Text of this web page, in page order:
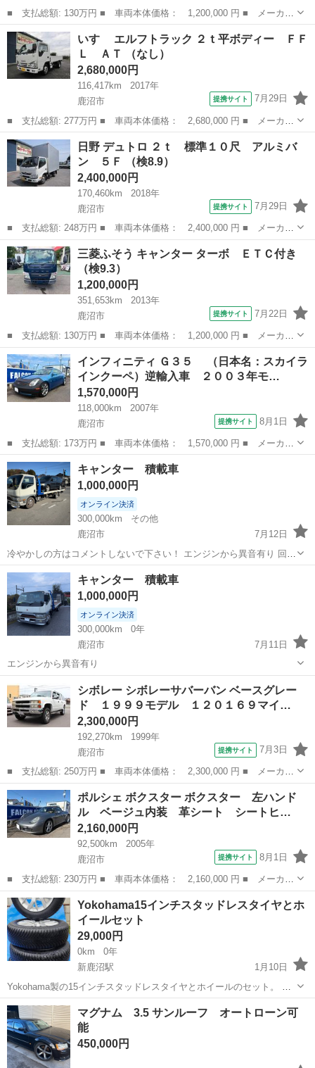
■ 支払総額: 130万円 ■ 車両本体価格： 1,200,000 円 ■ メーカー
名： 三菱ふそう ■ 車種名： キャンター ■ グレード名： ター
ボ ＥＴＣ付き ■ 排気量： 3000cc ■ ドア枚数： 2D ■ ミ...
栃木 鹿沼市 その他
いすゞ エルフトラック ２ｔ平ボディー ＦＦ
Ｌ ＡＴ （なし）
2,680,000円
116,417km
2017年
鹿沼市
提携サイト 7月29日
■ 支払総額: 277万円 ■ 車両本体価格： 2,680,000 円 ■ メーカー
名： いすゞ ■ 車種名： エルフトラック ■ グレード名： ２ｔ
平ボディー ＦＦＬ ＡＴ ■ 排気量： 3000cc ■ ドア枚数： 2...
栃木 鹿沼市 その他
日野 デュトロ ２ｔ 標準１０尺 アルミバ
ン ５Ｆ （検8.9）
2,400,000円
170,460km
2018年
鹿沼市
提携サイト 7月29日
■ 支払総額: 248万円 ■ 車両本体価格： 2,400,000 円 ■ メーカー
名： 日野 ■ 車種名： デュトロ ■ グレード名： ２ｔ 標準１
０尺 アルミバン ５Ｆ ■ 排気量： 4000cc ■ ドア枚数： 2D...
栃木 鹿沼市 その他
三菱ふそう キャンター ターボ ＥＴＣ付き
（検9.3）
1,200,000円
351,653km
2013年
鹿沼市
提携サイト 7月22日
■ 支払総額: 130万円 ■ 車両本体価格： 1,200,000 円 ■ メーカー
名： 三菱ふそう ■ 車種名： キャンター ■ グレード名： ター
ボ ＥＴＣ付き ■ 排気量： 3000cc ■ ドア枚数： 2D ■ ミ...
栃木 鹿沼市
インフィニティ Ｇ３５ （日本名：スカイラ
インクーペ）逆輸入車 ２００３年モ…
1,570,000円
118,000km
2007年
鹿沼市
提携サイト 8月1日
■ 支払総額: 173万円 ■ 車両本体価格： 1,570,000 円 ■ メーカー
名： インフィニティ ■ 車種名： Ｇ３５ ■ グレード名：
（日本名：スカイラインクーペ）逆輸入車 ２００３年モデル 左ハ
ンドル サン...
栃木 鹿沼市 その他
キャンター 積載車
1,000,000円
オンライン決済
300,000km
その他
鹿沼市
7月12日
冷やかしの方はコメントしないで下さい！ エンジンから異音有り 回送
可能(有料) 三菱 キャンター カラー……白 年式……H11年11月 型
式……KK-FE63EG 距離……30万4千km 車検……R9.3.24 エアコ
ン…...
栃木 鹿沼市 その他 キャンター
キャンター 積載車
1,000,000円
オンライン決済
300,000km
0年
鹿沼市
7月11日
エンジンから異音有り
栃木 その他
シボレー シボレーサバーバン ベースグレー
ド １９９９モデル １２０１６９マイ…
2,300,000円
192,270km
1999年
鹿沼市
提携サイト 7月3日
■ 支払総額: 250万円 ■ 車両本体価格： 2,300,000 円 ■ メーカー
名： シボレー ■ 車種名： シボレーサバーバン ■ グレード
名： ベースグレード １９９９モデル １２０１６９マイル フロ
ント＆バックモ...
栃木 鹿沼市
ポルシェ ボクスター ボクスター 左ハンド
ル ベージュ内装 革シート シートヒ…
2,160,000円
92,500km
2005年
鹿沼市
提携サイト 8月1日
■ 支払総額: 230万円 ■ 車両本体価格： 2,160,000 円 ■ メーカー
名： ポルシェ ■ 車種名： ボクスター ■ グレード名： ボクス
ター 左ハンドル ベージュ内装 革シート シートヒーター １８
ＡＷ 取扱...
栃木 鹿沼市
Yokohama15インチスタッドレスタイヤとホ
イールセット
29,000円
0km
0年
新鹿沼駅
1月10日
Yokohama製の15インチスタッドレスタイヤとホイールのセット。 全
体的に状態は良いです。 多少のサビや汚れはございますので、写真で
ご確認下さい。 予めご了承ください。 中古タイヤですので、神経質な
方はご購入をお控え下...
栃木 鹿沼市 新鹿沼駅 その他
マグナム 3.5 サンルーフ オートローン可
能
450,000円